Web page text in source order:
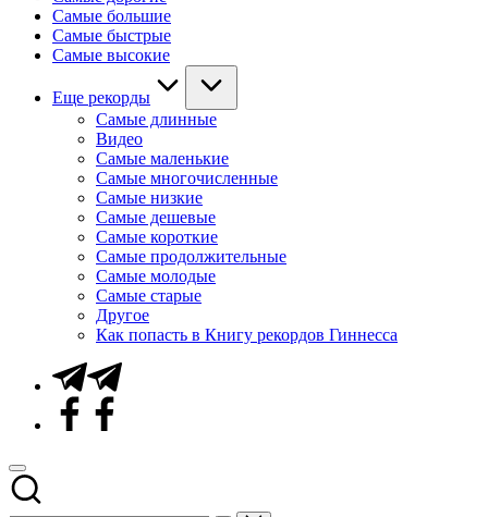
Самые большие
Самые быстрые
Самые высокие
Еще рекорды
Самые длинные
Видео
Самые маленькие
Самые многочисленные
Самые низкие
Самые дешевые
Самые короткие
Самые продолжительные
Самые молодые
Самые старые
Другое
Как попасть в Книгу рекордов Гиннесса
Telegram
Facebook